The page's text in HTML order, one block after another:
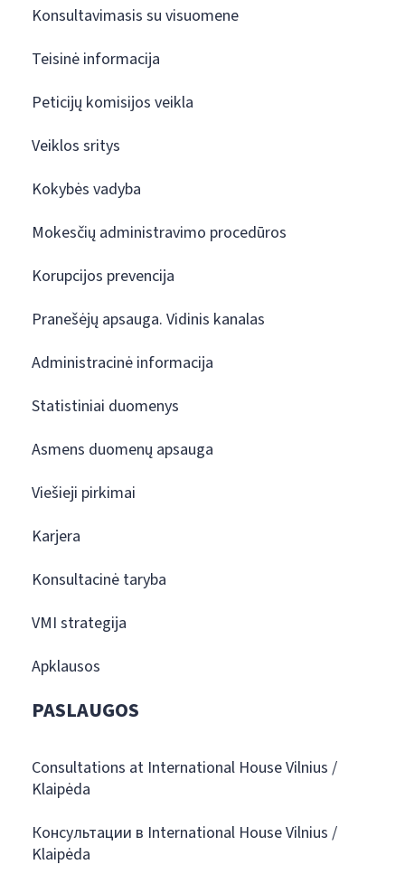
Konsultavimasis su visuomene
Teisinė informacija
Peticijų komisijos veikla
Veiklos sritys
Kokybės vadyba
Mokesčių administravimo procedūros
Korupcijos prevencija
Pranešėjų apsauga. Vidinis kanalas
Administracinė informacija
Statistiniai duomenys
Asmens duomenų apsauga
Viešieji pirkimai
Karjera
Konsultacinė taryba
VMI strategija
Apklausos
PASLAUGOS
Consultations at International House Vilnius /
Klaipėda
Консультации в International House Vilnius /
Klaipėda